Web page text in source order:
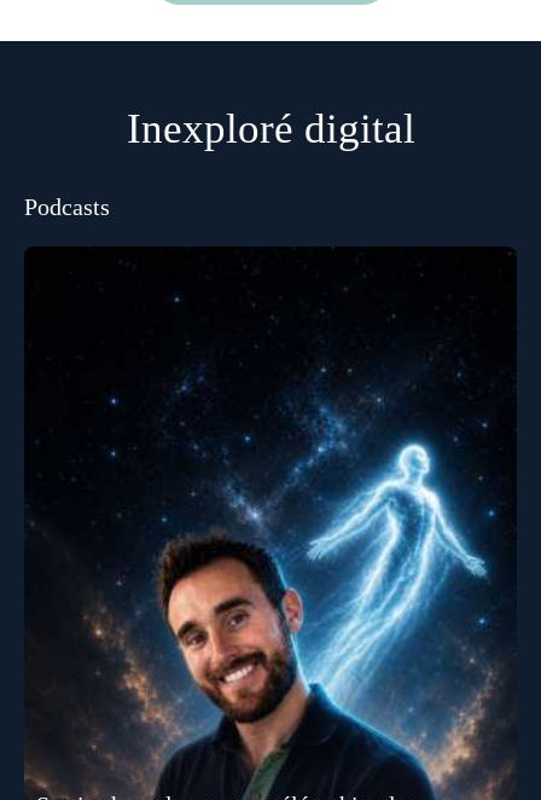
Inexploré digital
Podcasts